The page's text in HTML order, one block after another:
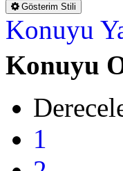
Gösterim Stili
Konuyu
Konuyu
1